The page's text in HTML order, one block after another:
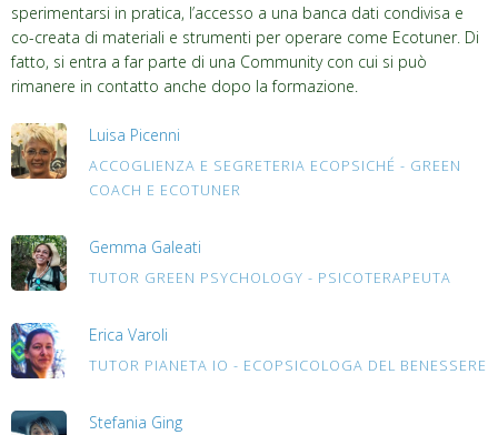
sperimentarsi in pratica, l’accesso a una banca dati condivisa e
co-creata di materiali e strumenti per operare come Ecotuner. Di
fatto, si entra a far parte di una Community con cui si può
rimanere in contatto anche dopo la formazione.
Luisa Picenni
ACCOGLIENZA E SEGRETERIA ECOPSICHÉ - GREEN
COACH E ECOTUNER
Gemma Galeati
TUTOR GREEN PSYCHOLOGY - PSICOTERAPEUTA
Erica Varoli
TUTOR PIANETA IO - ECOPSICOLOGA DEL BENESSERE
Stefania Ging